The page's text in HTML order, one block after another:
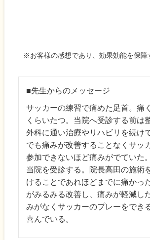
※お客様の感想であり、効果効能を保障
■先生からのメッセージ
サッカーの練習で痛めた足首。痛
くらいたつ。当院へ受診する前は
外科に通い治療やリハビリを続け
でも痛みが改善することなくサッ
参加できないほど痛みがでていた
当院を受診する。院長高田の施術
けることであれほどまでに痛かっ
がみるみる改善し、痛みが軽減し
みがなくサッカーのプレーをでき
喜んでいる。